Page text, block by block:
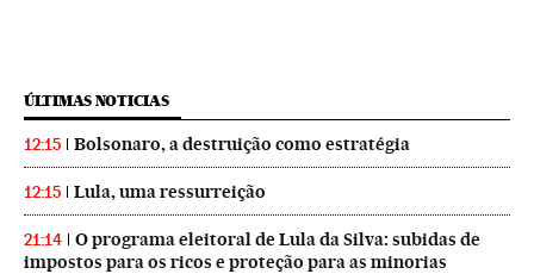
ÚLTIMAS NOTICIAS
12:15 Bolsonaro, a destruição como estratégia
12:15 Lula, uma ressurreição
21:14
O programa eleitoral de Lula da Silva: subidas de
impostos para os ricos e proteção para as minorias